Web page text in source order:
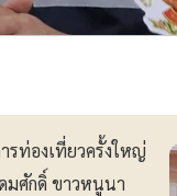
รท่องเที่ยวครั้งใหญ่
ศักดิ์ ขาวหนูนา